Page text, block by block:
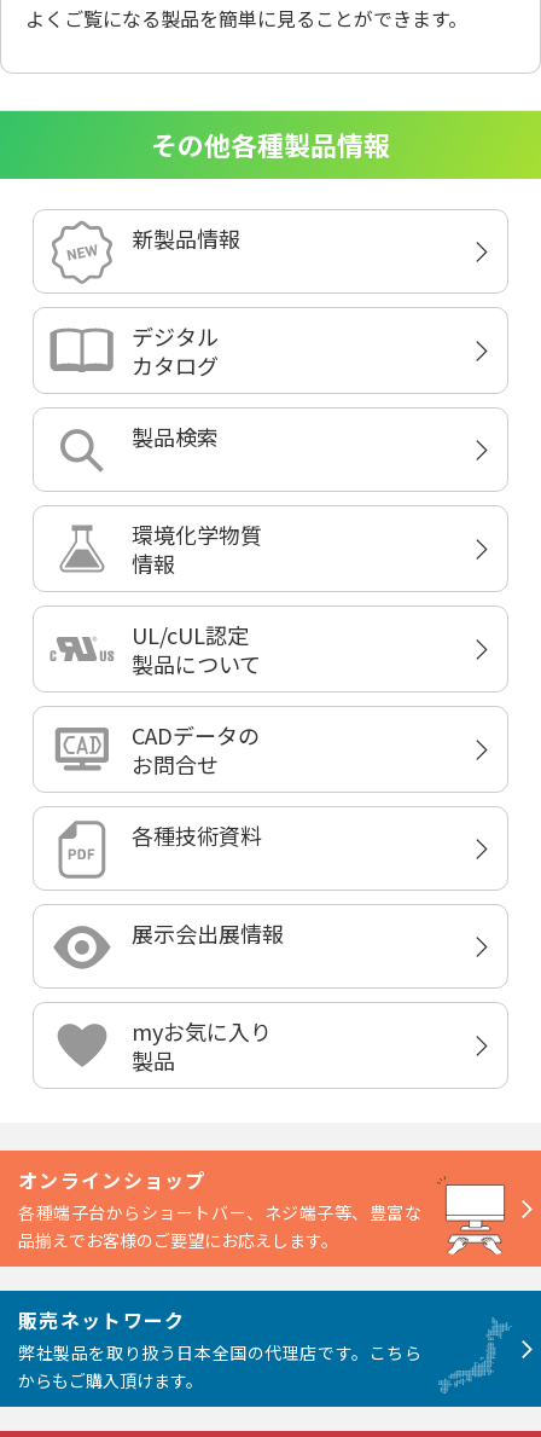
よくご覧になる製品を簡単に見ることができます。
その他各種製品情報
新製品情報
デジタル
カタログ
製品検索
環境化学物質
情報
UL/cUL認定
製品について
CADデータの
お問合せ
各種技術資料
展示会出展情報
myお気に入り
製品
オンラインショップ
各種端子台からショートバー、ネジ端子等、豊富な
品揃えでお客様のご要望にお応えします。
販売ネットワーク
弊社製品を取り扱う日本全国の代理店です。こちら
からもご購入頂けます。